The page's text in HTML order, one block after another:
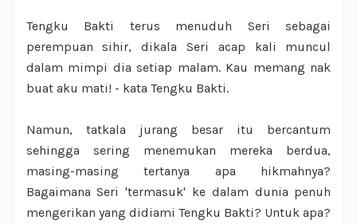
Tengku Bakti terus menuduh Seri sebagai
perempuan sihir, dikala Seri acap kali muncul
dalam mimpi dia setiap malam. Kau memang nak
buat aku mati! - kata Tengku Bakti.
Namun, tatkala jurang besar itu bercantum
sehingga sering menemukan mereka berdua,
masing-masing tertanya apa hikmahnya?
Bagaimana Seri 'termasuk' ke dalam dunia penuh
mengerikan yang didiami Tengku Bakti? Untuk apa?